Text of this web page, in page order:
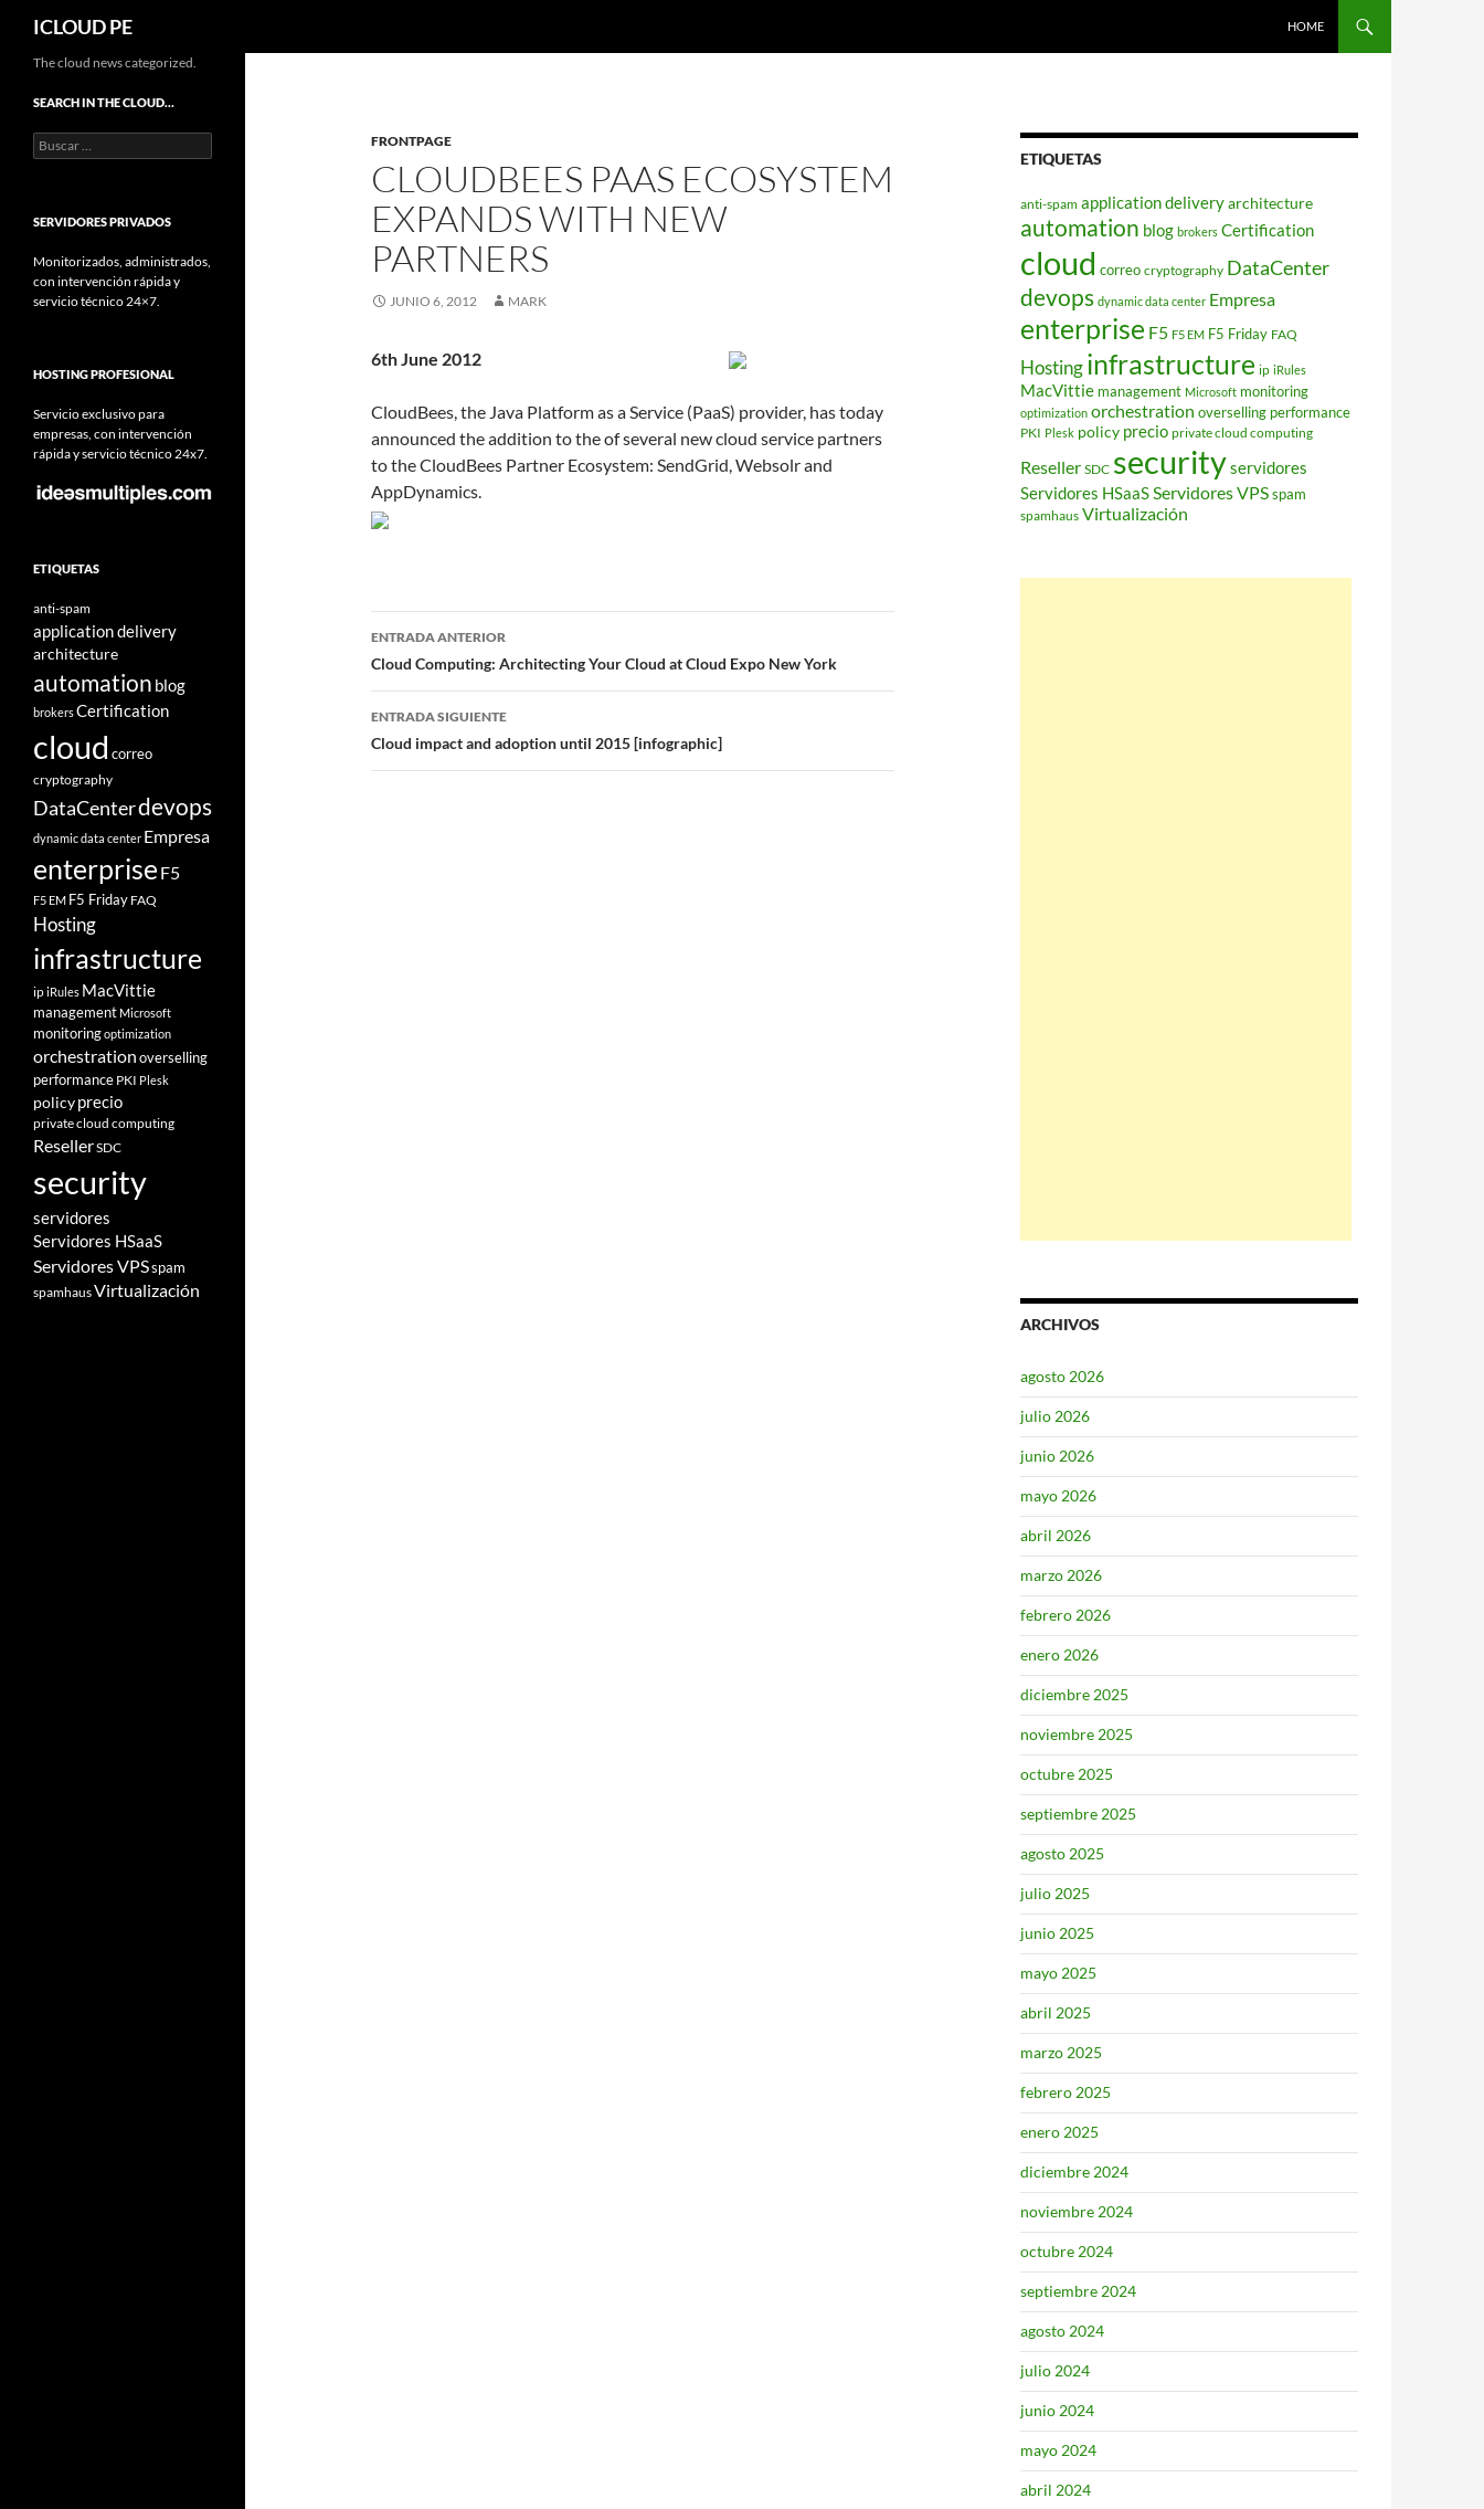
Saltar
contenido
ICLOUD PE HOME
FRONTPAGE
CLOUDBEES PAAS ECOSYSTEM
EXPANDS WITH NEW
PARTNERS
JUNIO 6, 2012 MARK
6th June 2012
CloudBees, the Java Platform as a Service (PaaS) provider, has today
announced the addition to the of several new cloud service partners
to the CloudBees Partner Ecosystem: SendGrid, Websolr and
AppDynamics.
Navegador
de
entradas
ENTRADA ANTERIOR
Cloud Computing: Architecting Your Cloud at Cloud Expo New York
ENTRADA SIGUIENTE
Cloud impact and adoption until 2015 [infographic]
ETIQUETAS
anti-spam application deliveryarchitecture
automation blog brokers Certification
cloud correo cryptography DataCenter
devops dynamic data center Empresa
enterprise F5 F5 EM F5 Friday FAQ
Hostinginfrastructure ip iRules
MacVittie management Microsoft monitoring
optimization orchestration overselling performance
PKI Plesk policy precio private cloud computing
Reseller SDC securityservidores
Servidores HSaaSServidores VPSspam
spamhaus Virtualización
ARCHIVOS
agosto 2026
julio 2026
junio 2026
mayo 2026
abril 2026
marzo 2026
febrero 2026
enero 2026
diciembre 2025
noviembre 2025
octubre 2025
septiembre 2025
agosto 2025
julio 2025
junio 2025
mayo 2025
abril 2025
marzo 2025
febrero 2025
enero 2025
diciembre 2024
noviembre 2024
octubre 2024
septiembre 2024
agosto 2024
julio 2024
junio 2024
mayo 2024
abril 2024
The cloud news categorized.
SEARCH IN THE CLOUD…
Buscar:
SERVIDORES PRIVADOS
Monitorizados, administrados,
con intervención rápida y
servicio técnico 24×7.
HOSTING PROFESIONAL
Servicio exclusivo para
empresas, con intervención
rápida y servicio técnico 24x7.
ETIQUETAS
anti-spam
application delivery
architecture
automation blog
brokersCertification
cloud correo
cryptography
DataCenterdevops
dynamic data center Empresa
enterprise F5
F5 EM F5 Friday FAQ
Hosting
infrastructure
ipiRules MacVittie
management Microsoft
monitoringoptimization
orchestrationoverselling
performance PKI Plesk
policyprecio
private cloud computing
ResellerSDC
security
servidores
Servidores HSaaS
Servidores VPSspam
spamhausVirtualización